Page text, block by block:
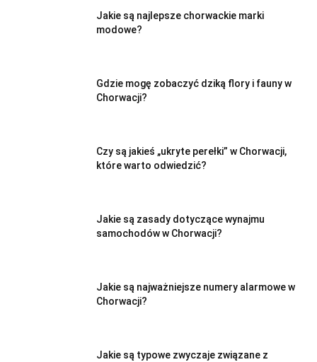
Jakie są najlepsze chorwackie marki
modowe?
Gdzie mogę zobaczyć dziką flory i fauny w
Chorwacji?
Czy są jakieś „ukryte perełki” w Chorwacji,
które warto odwiedzić?
Jakie są zasady dotyczące wynajmu
samochodów w Chorwacji?
Jakie są najważniejsze numery alarmowe w
Chorwacji?
Jakie są typowe zwyczaje związane z